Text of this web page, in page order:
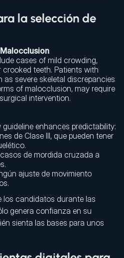
la selección de
cases of mild crowding,
teeth. Patients with
as severe skeletal discrepancies
of malocclusion, may require
intervention.
enhances predictability:
de Clase III, que pueden tener
de mordida cruzada a
ajuste de movimiento
los candidatos durante las
genera confianza en su
sienta las bases para unos